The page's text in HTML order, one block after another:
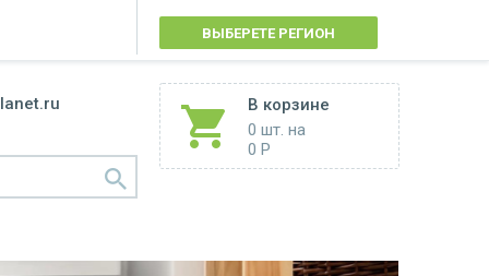
ВЫБЕРЕТЕ РЕГИОН
В корзине
0 шт. на
0 Р